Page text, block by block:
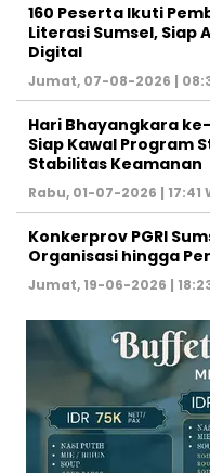
160 Peserta Ikuti
Literasi Sumsel, Siap
Digital ‎
Jumat, 07-08-2026 |
Hari Bhayangkara
Siap Kawal Program
Stabilitas Keamanan ‎
Rabu, 01-07-2026 | 17:41
Konkerprov PGRI
Organisasi hingga
Jumat, 19-06-2026 |